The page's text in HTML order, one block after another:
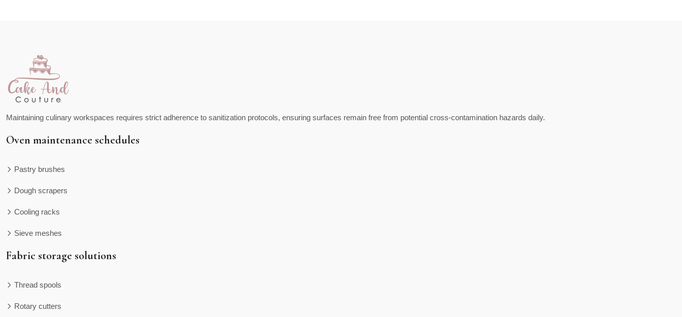
Maintaining culinary workspaces requires strict adherence to sanitization protocols, ensuring surfaces remain free from potential cross-contamination hazards daily.
Oven maintenance schedules
Pastry brushes
Dough scrapers
Cooling racks
Sieve meshes
Fabric storage solutions
Thread spools
Rotary cutters